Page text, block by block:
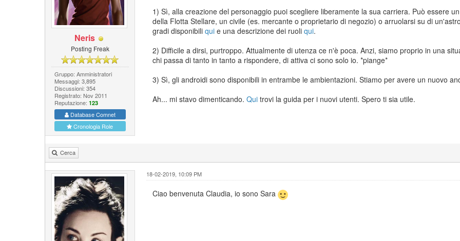
Neris
Posting Freak
Gruppo: Amministratori
Messaggi: 3,895
Discussioni: 354
Registrato: Nov 2011
Reputazione: 123
Database Comnet
Cronologia Role
1) Sì, alla creazione del personaggio puoi scegliere liberamente la sua carriera. Può essere
della Flotta Stellare, un civile (es. mercante o proprietario di negozio) o arruolarsi su di
gradi disponibili quie una descrizione dei ruoli qui.
2) Difficile a dirsi, purtroppo. Attualmente di utenza ce n'è poca. Anzi, siamo proprio in una
chi passa di tanto in tanto a rispondere, di attiva ci sono solo io. *piange*
3) Sì, gli androidi sono disponibili in entrambe le ambientazioni. Stiamo per avere un nuovo
Ah... mi stavo dimenticando. Quitrovi la guida per i nuovi utenti. Spero ti sia utile.
Cerca
18-02-2019, 10:09 PM
Ciao benvenuta Claudia, io sono Sara